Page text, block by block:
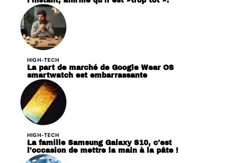
HIGH-TECH
La part de marché de Google Wear OS
smartwatch est embarrassante
HIGH-TECH
La famille Samsung Galaxy S10, c’est
l’occasion de mettre la main à la pâte !